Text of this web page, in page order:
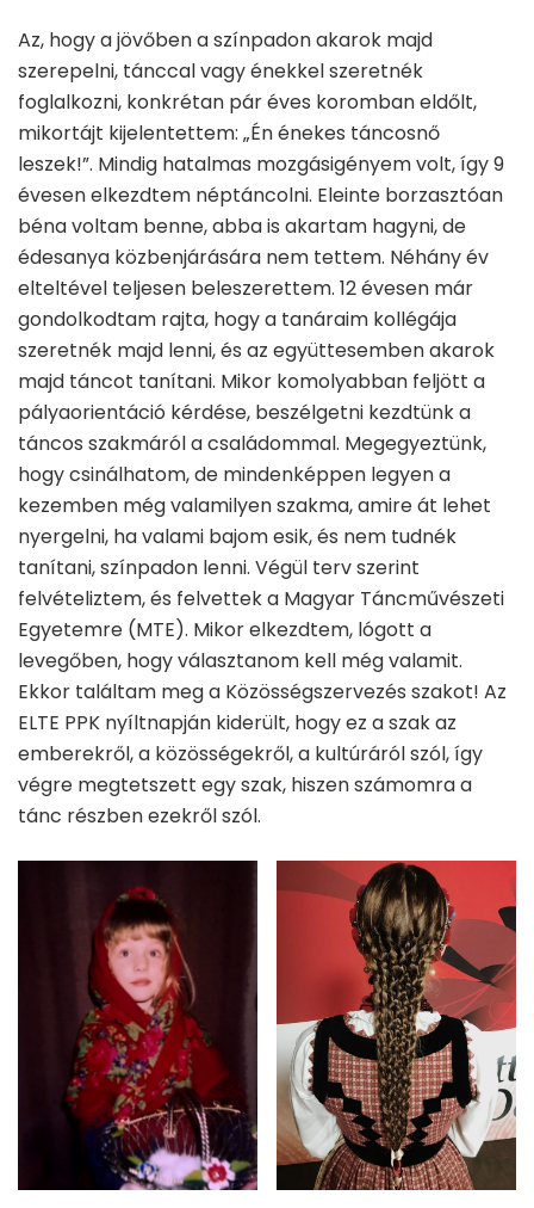
Az, hogy a jövőben a színpadon akarok majd
szerepelni, tánccal vagy énekkel szeretnék
foglalkozni, konkrétan pár éves koromban eldőlt,
mikortájt kijelentettem: „Én énekes táncosnő
leszek!”. Mindig hatalmas mozgásigényem volt, így 9
évesen elkezdtem néptáncolni. Eleinte borzasztóan
béna voltam benne, abba is akartam hagyni, de
édesanya közbenjárására nem tettem. Néhány év
elteltével teljesen beleszerettem. 12 évesen már
gondolkodtam rajta, hogy a tanáraim kollégája
szeretnék majd lenni, és az együttesemben akarok
majd táncot tanítani. Mikor komolyabban feljött a
pályaorientáció kérdése, beszélgetni kezdtünk a
táncos szakmáról a családommal. Megegyeztünk,
hogy csinálhatom, de mindenképpen legyen a
kezemben még valamilyen szakma, amire át lehet
nyergelni, ha valami bajom esik, és nem tudnék
tanítani, színpadon lenni. Végül terv szerint
felvételiztem, és felvettek a Magyar Táncművészeti
Egyetemre (MTE). Mikor elkezdtem, lógott a
levegőben, hogy választanom kell még valamit.
Ekkor találtam meg a Közösségszervezés szakot! Az
ELTE PPK nyíltnapján kiderült, hogy ez a szak az
emberekről, a közösségekről, a kultúráról szól, így
végre megtetszett egy szak, hiszen számomra a
tánc részben ezekről szól.